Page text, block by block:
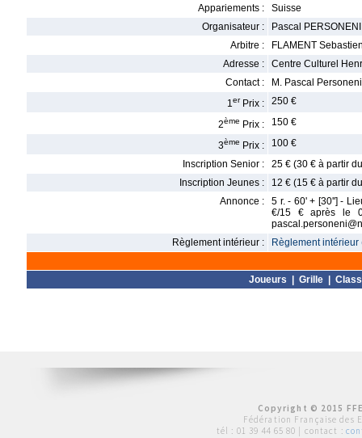
Appariements :
Suisse
Organisateur :
Pascal PERSONENI
Arbitre :
FLAMENT
Adresse :
Centre Culturel
Contact :
M. Pascal
1er Prix : 250 €
2ème Prix : 150 €
3ème Prix :
100 €
Inscription Senior :
25 € (30 € à partir
Inscription Jeunes :
12 € (15 € à partir
Annonce :
5 r. - 60' + [30''] -
€/15 € après le
Règlement intérieur :
Règlement intérieur
Joueurs Grille
Copyright © 2015
Fédération Française des
tél : 01 39 44 65 80 | contact :